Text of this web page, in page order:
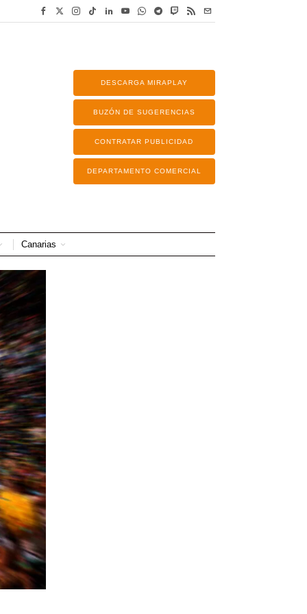
DESCARGA MIRAPLAY
BUZÓN DE SUGERENCIAS
CONTRATAR PUBLICIDAD
DEPARTAMENTO COMERCIAL
Canarias